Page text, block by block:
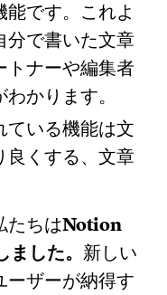
です。これよ
分で書いた文章
トナーや編集者
かります。
ている機能は文
良くする、文章
たちはNotion
した。 新しい
ーザーが納得す